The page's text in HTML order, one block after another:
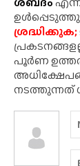
ശ്രദ്ധിക്കുക;
പൂർണ
നടത്തുന്നത്